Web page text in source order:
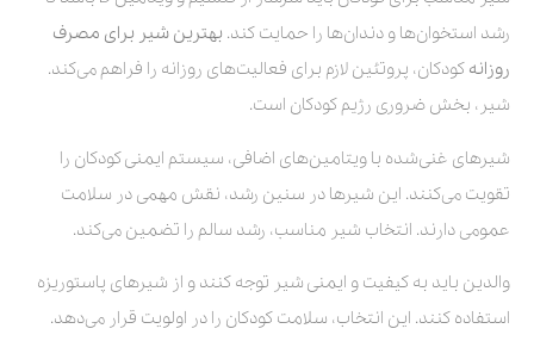
رشد استخوان‌ها و دندان‌ها را حمایت کند. بهترین شیر برای مصرف
روزانه کودکان، پروتئین لازم برای فعالیت‌های روزانه را فراهم می‌کند.
شیر، بخش ضروری رژیم کودکان است.
شیرهای غنی‌شده با ویتامین‌های اضافی، سیستم ایمنی کودکان را
تقویت می‌کنند. این شیرها در سنین رشد، نقش مهمی در سلامت
عمومی دارند. انتخاب شیر مناسب، رشد سالم را تضمین می‌کند.
والدین باید به کیفیت و ایمنی شیر توجه کنند و از شیرهای پاستوریزه
استفاده کنند. این انتخاب، سلامت کودکان را در اولویت قرار می‌دهد.